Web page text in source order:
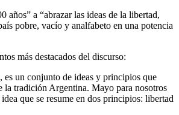
años” a “abrazar las ideas de la libertad,
pobre, vacío y analfabeto en una potencia
más destacados del discurso:
es un conjunto de ideas y principios que
la tradición Argentina. Mayo para nosotros
que se resume en dos principios: libertad